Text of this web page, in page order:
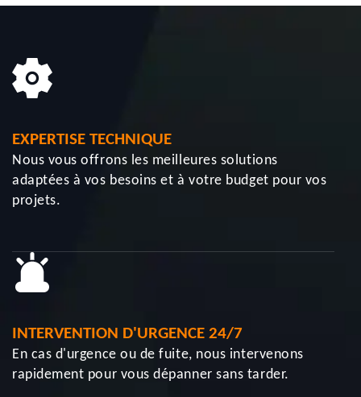
EXPERTISE TECHNIQUE
Nous vous offrons les meilleures solutions
adaptées à vos besoins et à votre budget pour vos
projets.
INTERVENTION D'URGENCE 24/7
En cas d'urgence ou de fuite, nous intervenons
rapidement pour vous dépanner sans tarder.